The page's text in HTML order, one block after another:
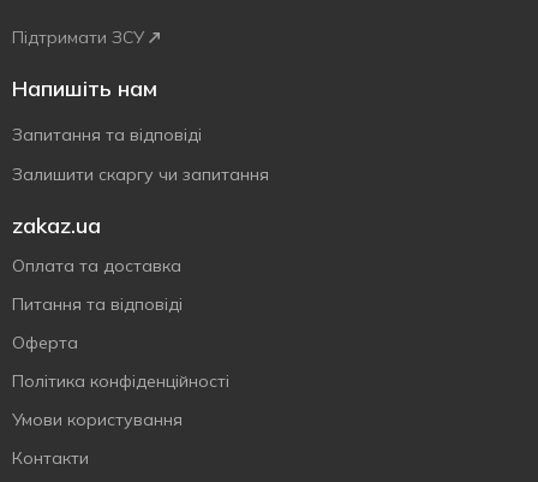
Підтримати ЗСУ
Напишіть нам
Запитання та відповіді
Залишити скаргу чи запитання
zakaz.ua
Оплата та доставка
Питання та відповіді
Оферта
Політика конфіденційності
Умови користування
Контакти